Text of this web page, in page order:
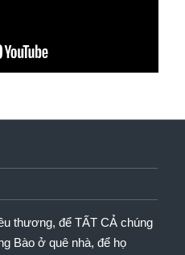
thương, để TẤT CẢ chúng
Bào ở quê nhà, để họ